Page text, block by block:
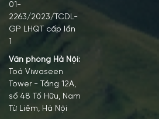
01-
2263/2023/TCDL-
GP LHQT cấp lần
1
Văn phòng Hà Nội:
Toà Viwaseen
Tower - Tầng 12A,
số 48 Tố Hữu, Nam
Từ Liêm, Hà Nội